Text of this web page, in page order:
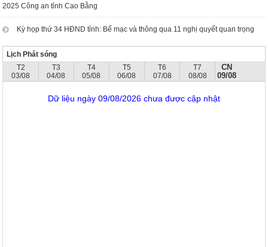
2025 Công an tỉnh Cao Bằng
Kỳ họp thứ 34 HĐND tỉnh: Bế mạc và thông qua 11 nghị quyết quan trọng
Lịch Phát sóng
T2
03/08
T3
04/08
T4
05/08
T5
06/08
T6
07/08
T7
08/08
CN
09/08
Dữ liệu ngày 09/08/2026 chưa được cập nhật